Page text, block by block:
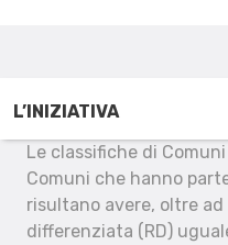
L’INIZIATIVA
Le classifiche di
Comuni che hanno
risultano avere, oltre
differenziata (RD)